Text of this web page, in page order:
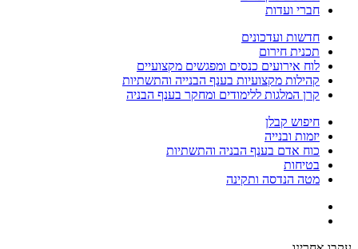
חברי ועדות
חדשות ועדכונים
תכנית חירום
לוח אירועים כנסים ומפגשים מקצועיים
קהילות מקצועיות בענף הבנייה והתשתיות
קרן המלגות ללימודים ומחקר בענף הבניה
חיפוש קבלן
יזמות ובנייה
כוח אדם בענף הבניה והתשתיות
בטיחות
מטה הנדסה ותקינה